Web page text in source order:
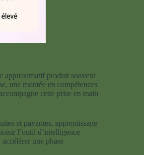
approximatif produit souvent
une montée en compétences
cette prise en main
et payantes, apprentissage
l’outil d’intelligence
une phase